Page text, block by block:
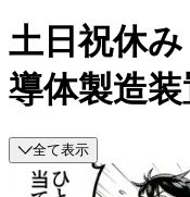
土日祝休
導体製造
全て表示